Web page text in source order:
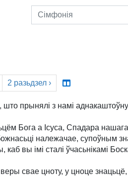
2 разьдзел ›
прынялі з намі
Бога а Ісуса, Спадара
належачае, супоўным
вы імі сталі ўчасьнікамі
свае цноту, у цноце знацьцё,